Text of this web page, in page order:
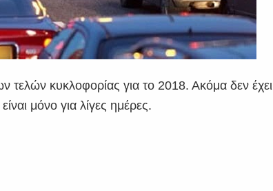
τελών κυκλοφορίας για το 2018. Ακόμα δεν έχει
μόνο για λίγες ημέρες.